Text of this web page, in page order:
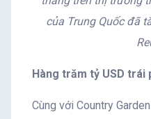
của Trung Quốc đã
Hàng trăm tỷ USD trái
Cùng với Country